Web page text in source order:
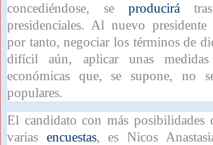
concediéndose, se producirá
presidenciales. Al nuevo presidente
por tanto, negociar los términos de
difícil aún, aplicar unas
económicas que, se supone, no
populares.
El candidato con más posibilidades
varias encuestas, es Nicos